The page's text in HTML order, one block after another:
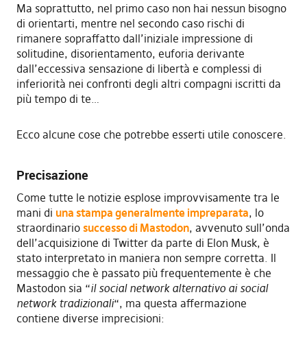
Ma soprattutto, nel primo caso non hai nessun bisogno
di orientarti, mentre nel secondo caso rischi di
rimanere sopraffatto dall’iniziale impressione di
solitudine, disorientamento, euforia derivante
dall’eccessiva sensazione di libertà e complessi di
inferiorità nei confronti degli altri compagni iscritti da
più tempo di te…
Ecco alcune cose che potrebbe esserti utile conoscere.
Precisazione
Come tutte le notizie esplose improvvisamente tra le
mani di una stampa generalmente impreparata, lo
straordinario successo di Mastodon, avvenuto sull’onda
dell’acquisizione di Twitter da parte di Elon Musk, è
stato interpretato in maniera non sempre corretta. Il
messaggio che è passato più frequentemente è che
Mastodon sia “il social network alternativo ai social
network tradizionali“, ma questa affermazione
contiene diverse imprecisioni: